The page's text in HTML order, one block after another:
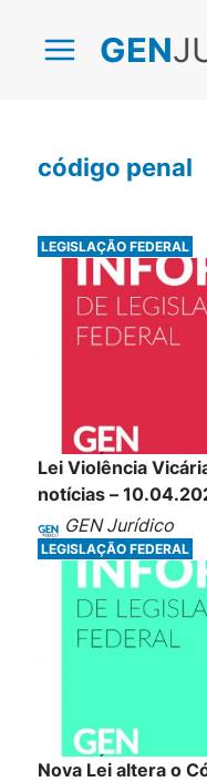
GEN
código penal
LEGISLAÇÃO FEDERAL
Lei Violência
notícias –
GEN Jurídico
LEGISLAÇÃO FEDERAL
Nova Lei altera o